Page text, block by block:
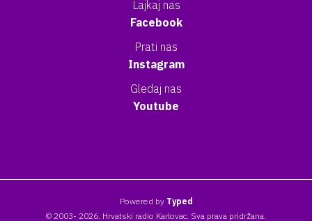
Lajkaj nas
Facebook
Prati nas
Instagram
Gledaj nas
Youtube
Powered by Typed
© 2003- 2026. Hrvatski radio Karlovac. Sva prava pridržana.